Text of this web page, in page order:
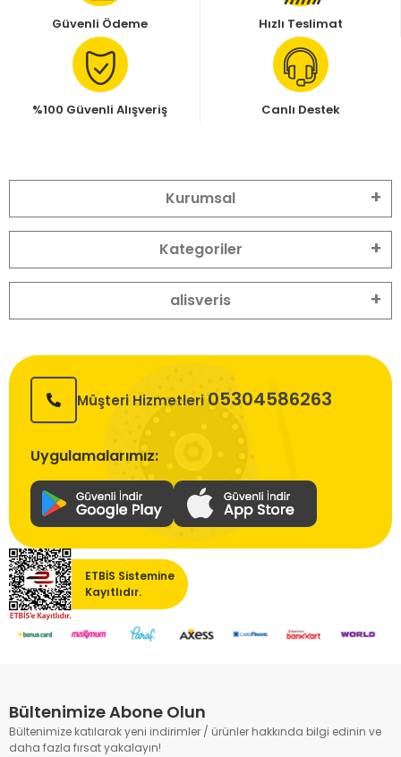
Güvenli Ödeme Hızlı Teslimat
%100 Güvenli Alışveriş Canlı Destek
Kurumsal
Kategoriler
alisveris
Müşteri Hizmetleri 05304586263
Uygulamalarımız:
ETBİS Sistemine
Kayıtlıdır.
Bültenimize Abone Olun
Bültenimize katılarak yeni indirimler / ürünler hakkında bilgi edinin ve
daha fazla fırsat yakalayın!